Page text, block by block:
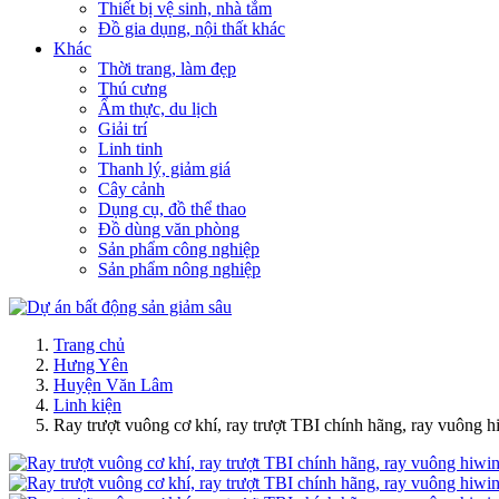
Thiết bị vệ sinh, nhà tắm
Đồ gia dụng, nội thất khác
Khác
Thời trang, làm đẹp
Thú cưng
Ẩm thực, du lịch
Giải trí
Linh tinh
Thanh lý, giảm giá
Cây cảnh
Dụng cụ, đồ thể thao
Đồ dùng văn phòng
Sản phẩm công nghiệp
Sản phẩm nông nghiệp
Trang chủ
Hưng Yên
Huyện Văn Lâm
Linh kiện
Ray trượt vuông cơ khí, ray trượt TBI chính hãng, ray vuông